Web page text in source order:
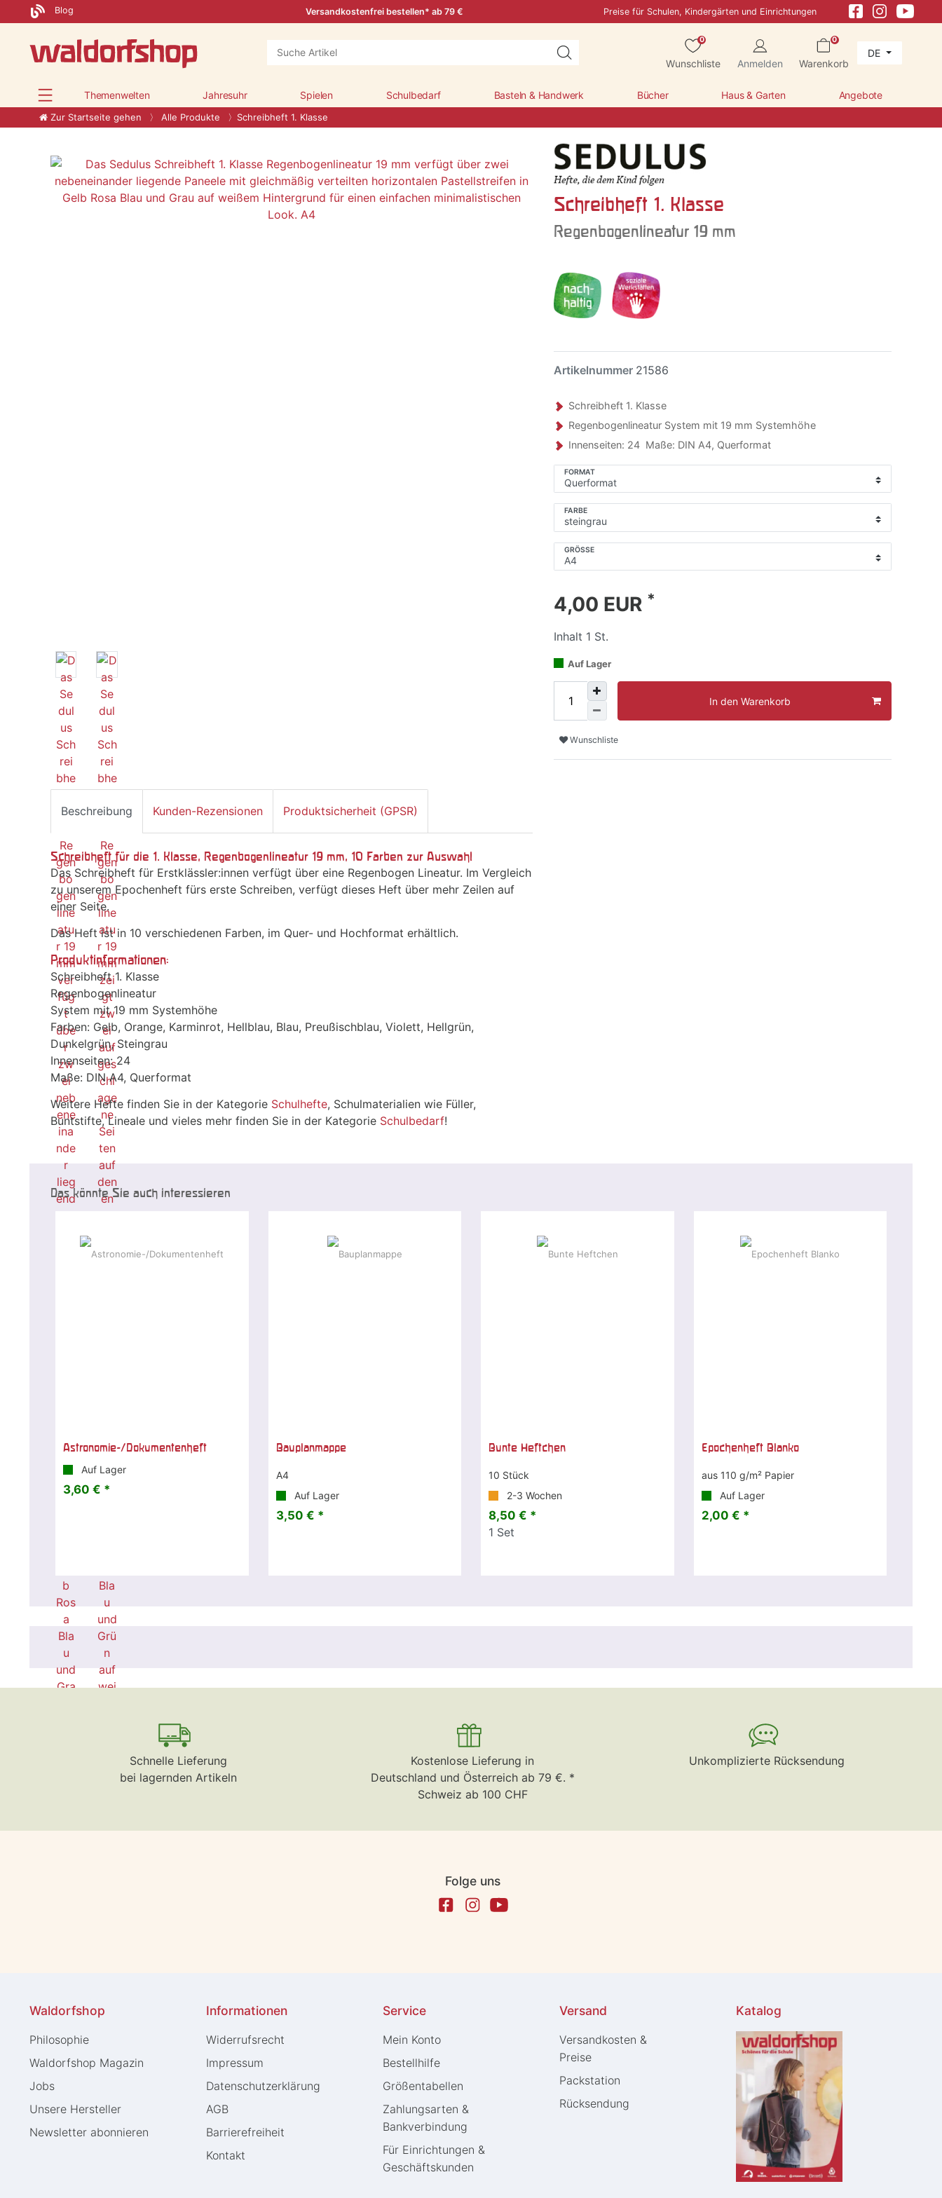
Blog Versandkostenfrei bestellen* ab 79 € Preise für Schulen, Kindergärten und Einrichtungen
0
Wunschliste Anmelden
0
Warenkorb
DE
Themenwelten Jahresuhr Spielen Schulbedarf Basteln & Handwerk Bücher Haus & Garten Angebote
Zur Startseite gehen Alle Produkte Schreibheft 1. Klasse
Schreibheft 1. Klasse
Regenbogenlineatur 19 mm
Artikelnummer 21586
Schreibheft 1. Klasse
Regenbogenlineatur System mit 19 mm Systemhöhe
Innenseiten: 24 Maße: DIN A4, Querformat
FORMAT
FARBE
GRÖSSE
4,00 EUR *
Inhalt 1 St.
Auf Lager
In den Warenkorb
Wunschliste
Beschreibung Kunden-Rezensionen Produktsicherheit (GPSR)
Schreibheft für die 1. Klasse, Regenbogenlineatur 19 mm, 10 Farben zur Auswahl
Das Schreibheft für Erstklässler:innen verfügt über eine Regenbogen Lineatur. Im Vergleich
zu unserem Epochenheft fürs erste Schreiben, verfügt dieses Heft über mehr Zeilen auf
einer Seite.
Das Heft ist in 10 verschiedenen Farben, im Quer- und Hochformat erhältlich.
Produktinformationen:
Schreibheft 1. Klasse
Regenbogenlineatur
System mit 19 mm Systemhöhe
Farben: Gelb, Orange, Karminrot, Hellblau, Blau, Preußischblau, Violett, Hellgrün,
Dunkelgrün, Steingrau
Innenseiten: 24
Maße: DIN A4, Querformat
Weitere Hefte finden Sie in der Kategorie Schulhefte, Schulmaterialien wie Füller,
Buntstifte, Lineale und vieles mehr finden Sie in der Kategorie Schulbedarf!
Das könnte Sie auch interessieren
Astronomie-/Dokumentenheft
Auf Lager
3,60 € *
Bauplanmappe
A4
Auf Lager
3,50 € *
Bunte Heftchen
10 Stück
2-3 Wochen
8,50 € *
1 Set
Epochenheft Blanko
aus 110 g/m² Papier
Auf Lager
2,00 € *
Schnelle Lieferung
bei lagernden Artikeln
Kostenlose Lieferung in
Deutschland und Österreich ab 79 €. *
Schweiz ab 100 CHF
Unkomplizierte Rücksendung
Folge uns
Waldorfshop
Philosophie
Waldorfshop Magazin
Jobs
Unsere Hersteller
Newsletter abonnieren
Informationen
Widerrufs­recht
Impressum
Daten­schutz­erklärung
AGB
Barrierefreiheit
Kontakt
Service
Mein Konto
Bestellhilfe
Größentabellen
Zahlungsarten &
Bankverbindung
Für Einrichtungen &
Geschäftskunden
Versand
Versandkosten &
Preise
Packstation
Rücksendung
Katalog